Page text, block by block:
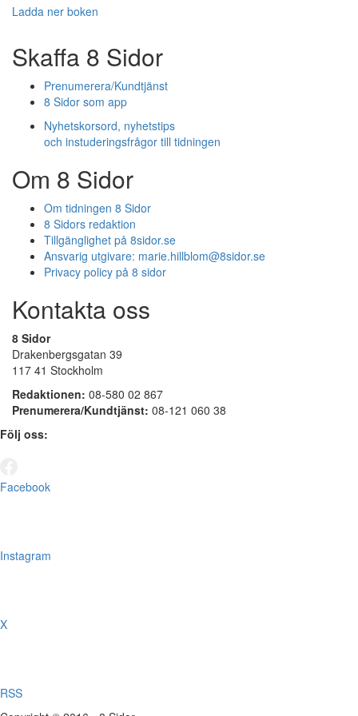
Ladda ner boken
Skaffa 8 Sidor
Prenumerera/Kundtjänst
8 Sidor som app
Nyhetskorsord, nyhetstips
och instuderingsfrågor till tidningen
Om 8 Sidor
Om tidningen 8 Sidor
8 Sidors redaktion
Tillgänglighet på 8sidor.se
Ansvarig utgivare: marie.hillblom@8sidor.se
Privacy policy på 8 sidor
Kontakta oss
8 Sidor
Drakenbergsgatan 39
117 41 Stockholm
Redaktionen: 08-580 02 867
Prenumerera/Kundtjänst: 08-121 060 38
Följ oss:
Facebook
Instagram
X
RSS